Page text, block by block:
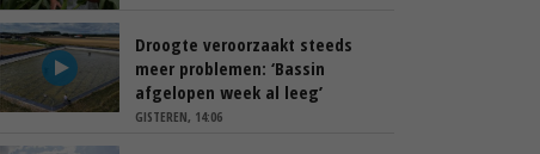
Droogte veroorzaakt steeds
meer problemen: ‘Bassin
afgelopen week al leeg’
GISTEREN, 14:06